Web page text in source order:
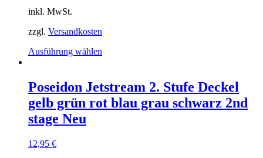
werden
inkl. MwSt.
zzgl. Versandkosten
Ausführung wählen
mehrere
Varianten
auf.
Poseidon Jetstream 2. Stufe Deckel
gelb grün rot blau grau schwarz 2nd
stage Neu
12,95 €